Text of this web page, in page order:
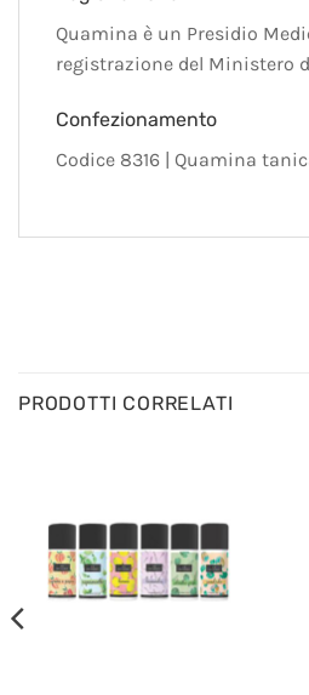
Quamina è un Presidio
registrazione del Ministero
Confezionamento
Codice 8316 | Quamina
PRODOTTI CORRELATI